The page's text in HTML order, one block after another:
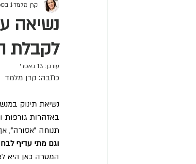
נשיאה
לקבלת
קרן מלמד1 בספט׳ 2024
עודכן: 13 באפר׳
כתבה: קרן מלמד
נשיאת תינוק
באזהרות גורפות
תנוחה "אסורה",
וגם מתי עדיף
המטרה כאן היא